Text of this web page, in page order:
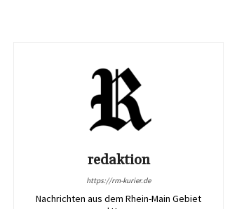
redaktion
https://rm-kurier.de
Nachrichten aus dem Rhein-Main Gebiet